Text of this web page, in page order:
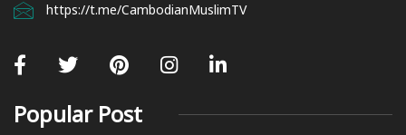
https://t.me/CambodianMuslimTV
Popular Post